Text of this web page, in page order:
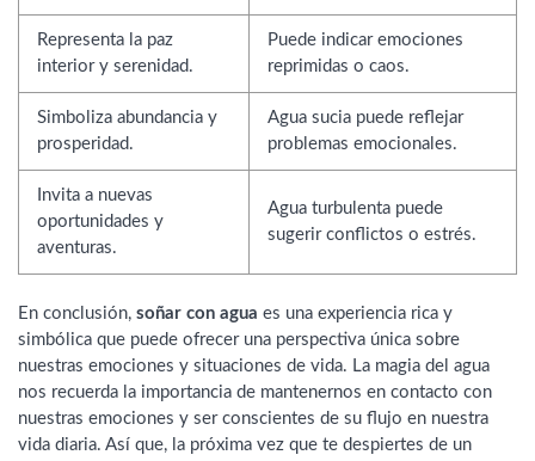
Representa la paz
interior y serenidad.
Puede indicar emociones
reprimidas o caos.
Simboliza abundancia y
prosperidad.
Agua sucia puede reflejar
problemas emocionales.
Invita a nuevas
oportunidades y
aventuras.
Agua turbulenta puede
sugerir conflictos o estrés.
En conclusión, soñar con agua es una experiencia rica y
simbólica que puede ofrecer una perspectiva única sobre
nuestras emociones y situaciones de vida. La magia del agua
nos recuerda la importancia de mantenernos en contacto con
nuestras emociones y ser conscientes de su flujo en nuestra
vida diaria. Así que, la próxima vez que te despiertes de un